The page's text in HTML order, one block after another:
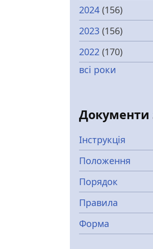
2024 (156)
2023 (156)
2022 (170)
всі роки
Інструкція
Положення
Порядок
Правила
Форма